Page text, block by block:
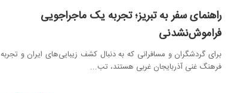
راهنمای سفر به تبریز؛ تجربه یک ماجراجویی
فراموش‌نشدنی
برای گردشگران و مسافرانی که به دنبال کشف زیبایی‌های ایران و تجربه
فرهنگ غنی آذربایجان غربی هستند، تب...